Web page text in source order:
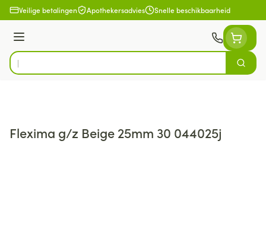
Ga naar de inhoud
Veilige betalingen Apothekersadvies Snelle beschikbaarheid
Menu
Product, merk, categorie...
Zoek
Flexima g/z Beige 25mm 30 044025j